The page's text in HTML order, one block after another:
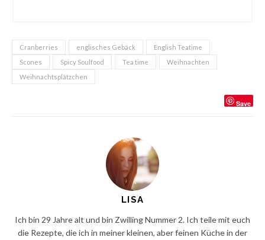
Cranberries englisches Gebäck
English Teatime
Scones
Spicy Soulfood Tea time
Weihnachten
Weihnachtsplätzchen
Save
LISA
Ich bin 29 Jahre alt und bin Zwilling Nummer 2. Ich teile mit euch
die Rezepte, die ich in meiner kleinen, aber feinen Küche in der